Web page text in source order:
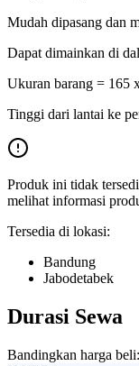
Mudah dipasang dan
Dapat dimainkan di
Ukuran barang = 165
Tinggi dari lantai ke
Produk ini tidak
melihat informasi
Tersedia di lokasi:
Bandung
Jabodetabek
Durasi Sewa
Bandingkan harga beli: